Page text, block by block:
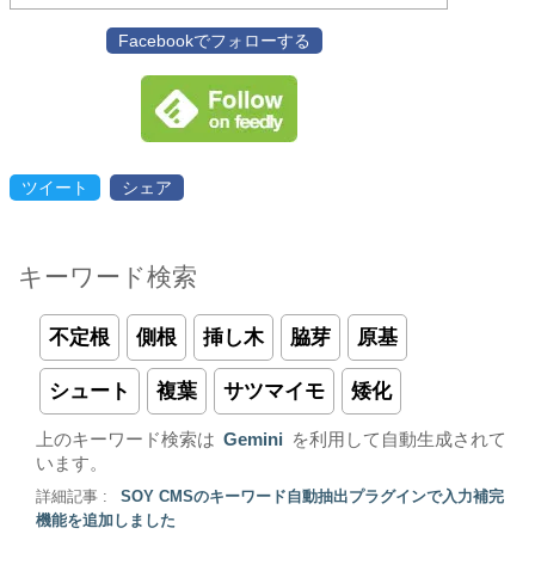
Facebookでフォローする
ツイート シェア
キーワード検索
不定根 側根 挿し木 脇芽 原基
シュート 複葉 サツマイモ 矮化
上のキーワード検索は Gemini
を利用して自動生成されて
います。
詳細記事 :
SOY CMSのキーワード自動抽出プラグインで入力補完
機能を追加しました